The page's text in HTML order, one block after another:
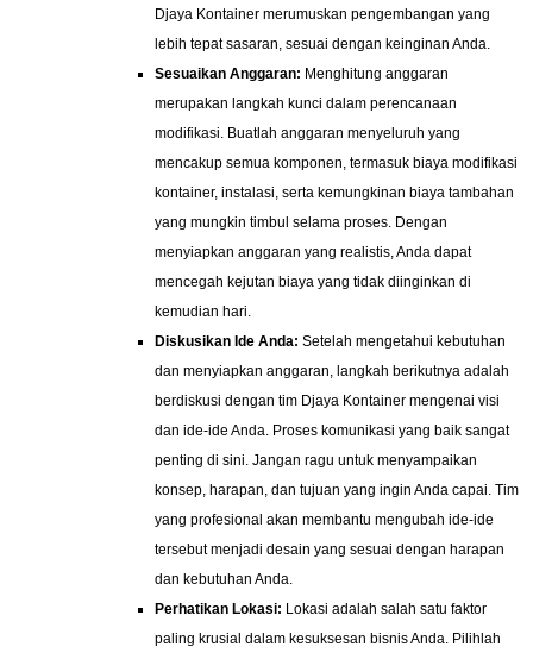
Djaya Kontainer merumuskan pengembangan yang
lebih tepat sasaran, sesuai dengan keinginan Anda.
Sesuaikan Anggaran: Menghitung anggaran
merupakan langkah kunci dalam perencanaan
modifikasi. Buatlah anggaran menyeluruh yang
mencakup semua komponen, termasuk biaya modifikasi
kontainer, instalasi, serta kemungkinan biaya tambahan
yang mungkin timbul selama proses. Dengan
menyiapkan anggaran yang realistis, Anda dapat
mencegah kejutan biaya yang tidak diinginkan di
kemudian hari.
Diskusikan Ide Anda: Setelah mengetahui kebutuhan
dan menyiapkan anggaran, langkah berikutnya adalah
berdiskusi dengan tim Djaya Kontainer mengenai visi
dan ide-ide Anda. Proses komunikasi yang baik sangat
penting di sini. Jangan ragu untuk menyampaikan
konsep, harapan, dan tujuan yang ingin Anda capai. Tim
yang profesional akan membantu mengubah ide-ide
tersebut menjadi desain yang sesuai dengan harapan
dan kebutuhan Anda.
Perhatikan Lokasi: Lokasi adalah salah satu faktor
paling krusial dalam kesuksesan bisnis Anda. Pilihlah